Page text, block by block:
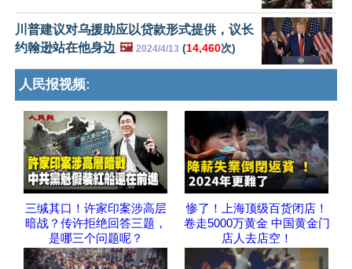
川普建议对乌援助应以贷款形式提供，议长
约翰逊站在他身边 🖼️ 2024/4/13 (14,460次)
人民报视频:
三缄其口！许家印案涉高层
暗战？传许拒绝回答三题，
是哪三个问题呢？
惨了！上海顶级百货闭店！
卷走5000万黄金 中国黄金门
店人去店空！